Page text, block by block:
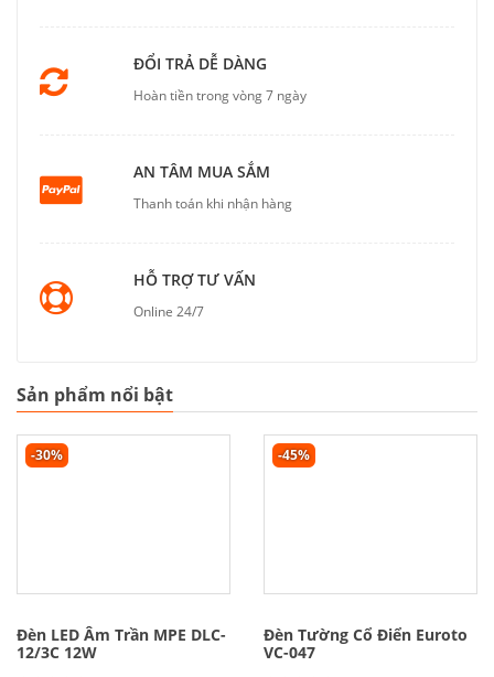
ĐỔI TRẢ DỄ DÀNG
Hoàn tiền trong vòng 7 ngày
AN TÂM MUA SẮM
Thanh toán khi nhận hàng
HỖ TRỢ TƯ VẤN
Online 24/7
Sản phẩm nổi bật
-30%
Đèn LED Âm Trần MPE DLC-
12/3C 12W
-45%
Đèn Tường Cổ Điển Euroto
VC-047